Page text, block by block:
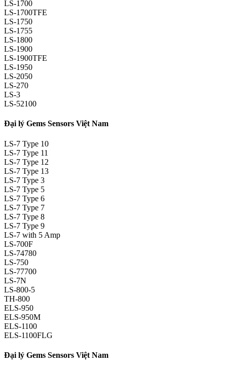
LS-1700
LS-1700TFE
LS-1750
LS-1755
LS-1800
LS-1900
LS-1900TFE
LS-1950
LS-2050
LS-270
LS-3
LS-52100
Đại lý Gems Sensors Việt Nam
LS-7 Type 10
LS-7 Type 11
LS-7 Type 12
LS-7 Type 13
LS-7 Type 3
LS-7 Type 5
LS-7 Type 6
LS-7 Type 7
LS-7 Type 8
LS-7 Type 9
LS-7 with 5 Amp
LS-700F
LS-74780
LS-750
LS-77700
LS-7N
LS-800-5
TH-800
ELS-950
ELS-950M
ELS-1100
ELS-1100FLG
Đại lý Gems Sensors Việt Nam